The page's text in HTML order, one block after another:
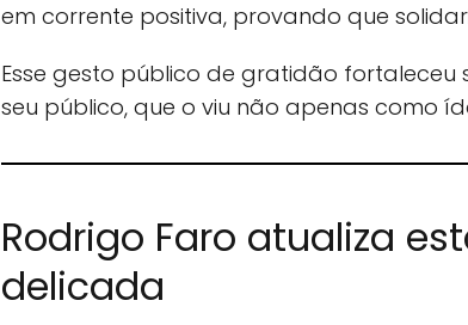
em corrente positiva, provando que
Esse gesto público de gratidão
seu público, que o viu não apenas como
Rodrigo Faro atualiza
delicada